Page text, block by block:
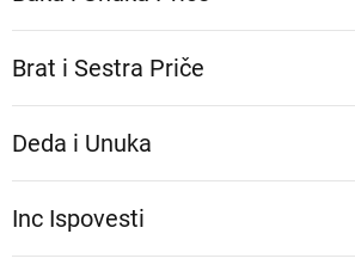
Brat i Sestra Priče
Deda i Unuka
Inc Ispovesti